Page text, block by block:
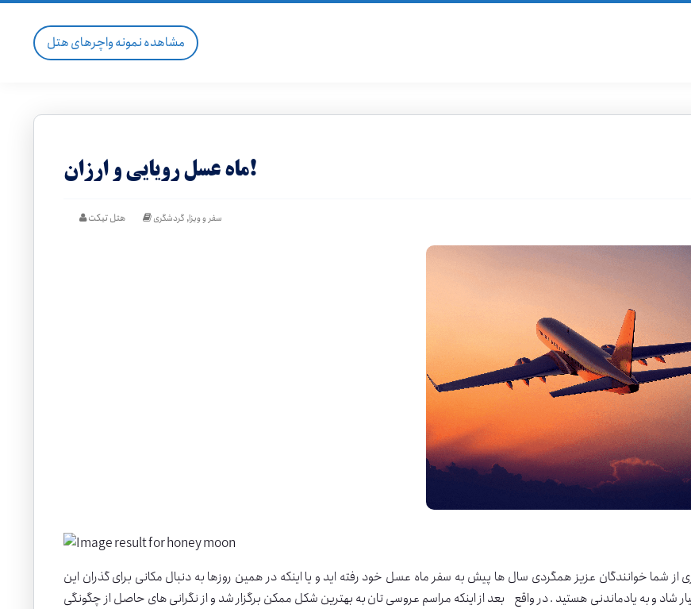
مشاهده نمونه واچرهای هتل
ماه عسل رویایی و ارزان!
هتل تیکت سفر و ویزا, گردشگری
از شما خوانندگان عزیز همگردی سال ها پیش به سفر ماه عسل خود رفته اید و یا اینکه در همین روزها به دنبال مکانی برای گذران این
شاد و به یادماندنی هستید . در واقع بعد از اینکه مراسم عروسی تان به بهترین شکل ممکن برگزار شد و از نگرانی های حاصل از چگونگی